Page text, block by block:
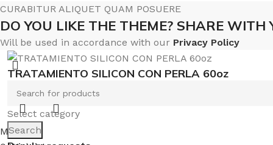
CURABITUR ALIQUET QUAM POSUERE
DO YOU LIKE THE THEME? SHARE WITH
Will be used in accordance with our Privacy Policy
Select category
Search
TRATAMIENTO SILICON CON PERLA 60oz
Menu